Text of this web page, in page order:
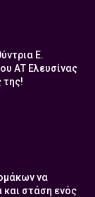
Ε.
ΑΤ Ελευσίνας
της!
να
και στάση ενός